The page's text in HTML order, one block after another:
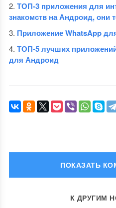
ТОП-3 приложения для
знакомств на Андроид, они
Приложение WhatsApp
ТОП-5 лучших
для Андроид
ОСТАВИТЬ
К ДРУГИМ